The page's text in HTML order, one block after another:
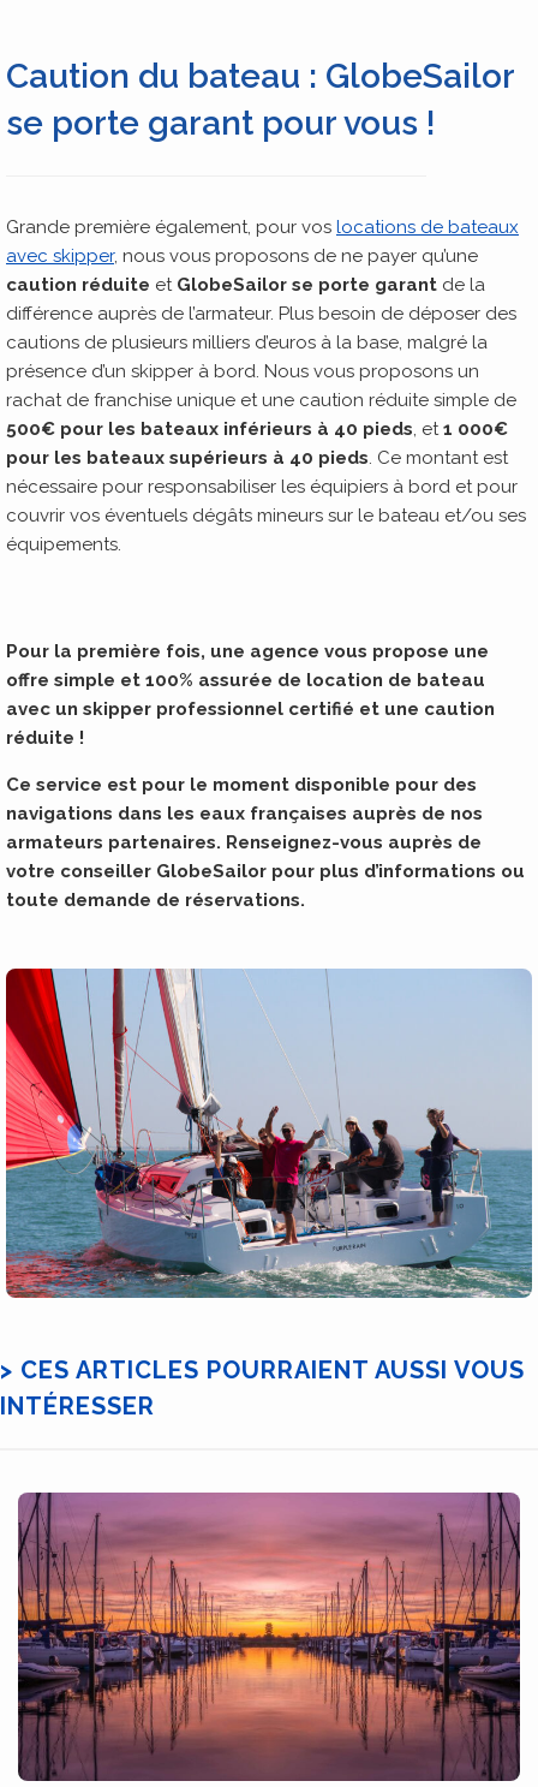
Caution du bateau : GlobeSailor
se porte garant pour vous !
Grande première également, pour vos locations de bateaux
avec skipper, nous vous proposons de ne payer qu’une
caution réduite et GlobeSailor se porte garant de la
différence auprès de l’armateur. Plus besoin de déposer des
cautions de plusieurs milliers d’euros à la base, malgré la
présence d’un skipper à bord. Nous vous proposons un
rachat de franchise unique et une caution réduite simple de
500€ pour les bateaux inférieurs à 40 pieds, et1 000€
pour les bateaux supérieurs à 40 pieds. Ce montant est
nécessaire pour responsabiliser les équipiers à bord et pour
couvrir vos éventuels dégâts mineurs sur le bateau et/ou ses
équipements.
Pour la première fois, une agence vous propose une
offre simple et 100% assurée de location de bateau
avec un skipper professionnel certifié et une caution
réduite !
Ce service est pour le moment disponible pour des
navigations dans les eaux françaises auprès de nos
armateurs partenaires. Renseignez-vous auprès de
votre conseiller GlobeSailor pour plus d’informations ou
toute demande de réservations.
> CES ARTICLES POURRAIENT AUSSI VOUS
INTÉRESSER